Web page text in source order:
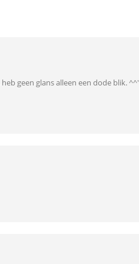
geen glans alleen een dode blik. ^^'